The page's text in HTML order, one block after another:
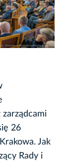
zarządcami
26
Jak
Rady i